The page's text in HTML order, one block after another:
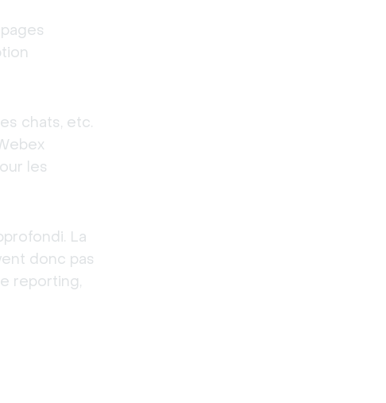
chats, etc.
les
La
donc pas
reporting,